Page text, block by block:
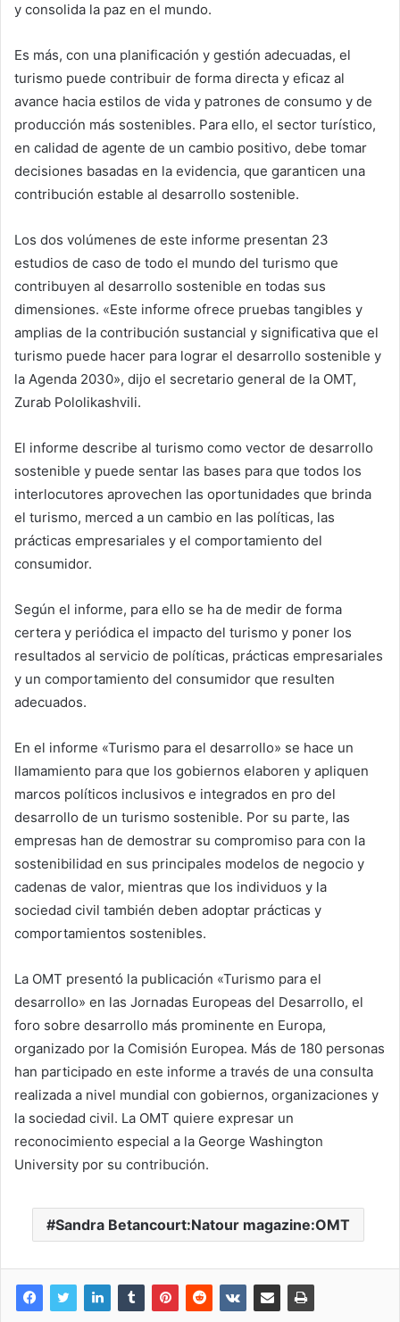
y consolida la paz en el mundo.
Es más, con una planificación y gestión adecuadas, el
turismo puede contribuir de forma directa y eficaz al
avance hacia estilos de vida y patrones de consumo y de
producción más sostenibles. Para ello, el sector turístico,
en calidad de agente de un cambio positivo, debe tomar
decisiones basadas en la evidencia, que garanticen una
contribución estable al desarrollo sostenible.
Los dos volúmenes de este informe presentan 23
estudios de caso de todo el mundo del turismo que
contribuyen al desarrollo sostenible en todas sus
dimensiones. «Este informe ofrece pruebas tangibles y
amplias de la contribución sustancial y significativa que el
turismo puede hacer para lograr el desarrollo sostenible y
la Agenda 2030», dijo el secretario general de la OMT,
Zurab Pololikashvili.
El informe describe al turismo como vector de desarrollo
sostenible y puede sentar las bases para que todos los
interlocutores aprovechen las oportunidades que brinda
el turismo, merced a un cambio en las políticas, las
prácticas empresariales y el comportamiento del
consumidor.
Según el informe, para ello se ha de medir de forma
certera y periódica el impacto del turismo y poner los
resultados al servicio de políticas, prácticas empresariales
y un comportamiento del consumidor que resulten
adecuados.
En el informe «Turismo para el desarrollo» se hace un
llamamiento para que los gobiernos elaboren y apliquen
marcos políticos inclusivos e integrados en pro del
desarrollo de un turismo sostenible. Por su parte, las
empresas han de demostrar su compromiso para con la
sostenibilidad en sus principales modelos de negocio y
cadenas de valor, mientras que los individuos y la
sociedad civil también deben adoptar prácticas y
comportamientos sostenibles.
La OMT presentó la publicación «Turismo para el
desarrollo» en las Jornadas Europeas del Desarrollo, el
foro sobre desarrollo más prominente en Europa,
organizado por la Comisión Europea. Más de 180 personas
han participado en este informe a través de una consulta
realizada a nivel mundial con gobiernos, organizaciones y
la sociedad civil. La OMT quiere expresar un
reconocimiento especial a la George Washington
University por su contribución.
Sandra Betancourt:Natour magazine:OMT